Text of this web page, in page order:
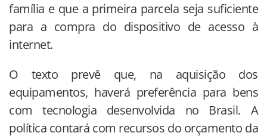
família e que a primeira parcela seja suficiente
para a compra do dispositivo de acesso à
internet.
O texto prevê que, na aquisição dos
equipamentos, haverá preferência para bens
com tecnologia desenvolvida no Brasil. A
política contará com recursos do orçamento da